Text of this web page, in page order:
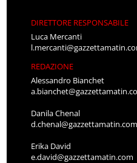
DIRETTORE RESPONSABILE
Luca Mercanti
REDAZIONE
Alessandro Bianchet
Danila Chenal
d.chenal@gazzettamatin.com
Erika David
e.david@gazzettamatin.com